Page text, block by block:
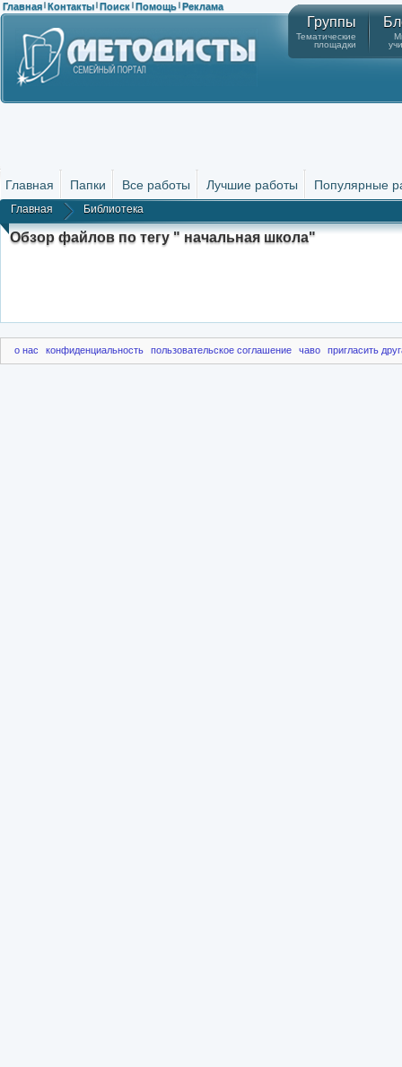
Главная | Контакты | Поиск | Помощь | Реклама
Группы
Тематические
площадки
Главная Папки Все работы Лучшие работы Популярные
Главная Библиотека
Обзор файлов по тегу " начальная школа"
о нас конфиденциальность пользовательское соглашение чаво пригласить